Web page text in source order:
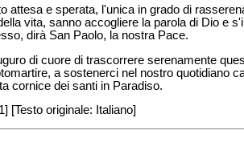
attesa e sperata, l'unica in grado di
vita, sanno accogliere la parola di Dio e
dirà San Paolo, la nostra Pace.
di cuore di trascorrere serenamente
a sostenerci nel nostro quotidiano
cornice dei santi in Paradiso.
[Testo originale: Italiano]